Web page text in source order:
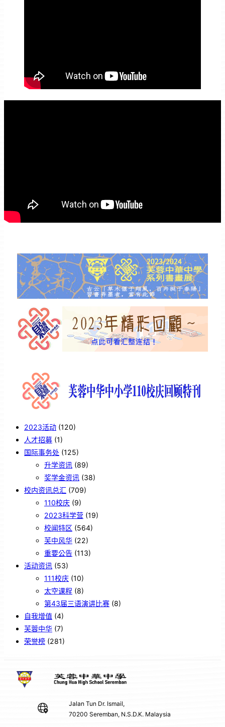
2023活动 (120)
人才招募 (1)
国际事务处 (125)
升学资讯 (89)
奖学金资讯 (38)
校内资讯总汇 (709)
110校庆 (9)
2023科学营 (19)
校闻特区 (564)
芙中风华 (22)
重要公告 (113)
活动资讯 (53)
111校庆 (10)
太空课程 (8)
第43届三语演讲比赛 (8)
自我增值 (4)
芙蓉中华 (7)
荣誉榜 (281)
Jalan Tun Dr. Ismail,
70200 Seremban, N.S.D.K. Malaysia